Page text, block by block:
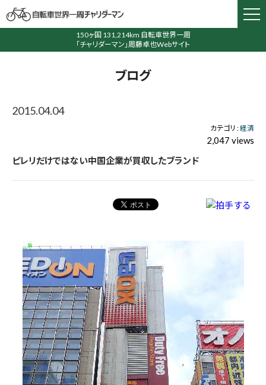
150ヶ国 131,214km 自転車世界一周
「チャリダーマン」周藤卓也Webサイト
ブログ
2015.04.04
カテゴリ :経済
2,047 views
ピレリだけではない中国企業が買収したブランド